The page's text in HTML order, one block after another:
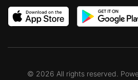
© 2026 All rights reserved.